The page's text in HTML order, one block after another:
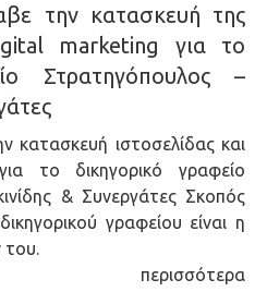
την κατασκευή της
marketing για το
Στρατηγόπουλος –
κατασκευή ιστοσελίδας και
το δικηγορικό γραφείο
& Συνεργάτες Σκοπός
γραφείου είναι η
του.
περισσότερα